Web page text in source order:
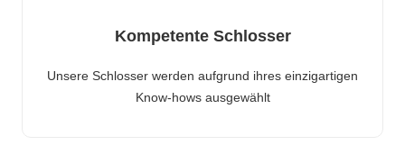
Kompetente Schlosser
Unsere Schlosser werden aufgrund ihres einzigartigen
Know-hows ausgewählt